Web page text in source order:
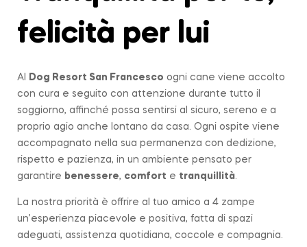
felicità per lui
Al Dog Resort San Francesco ogni cane viene accolto
con cura e seguito con attenzione durante tutto il
soggiorno, affinché possa sentirsi al sicuro, sereno e a
proprio agio anche lontano da casa. Ogni ospite viene
accompagnato nella sua permanenza con dedizione,
rispetto e pazienza, in un ambiente pensato per
garantire benessere, comfort e tranquillità
La nostra priorità è offrire al tuo amico a 4 zampe
un’esperienza piacevole e positiva, fatta di spazi
adeguati, assistenza quotidiana, coccole e compagnia.